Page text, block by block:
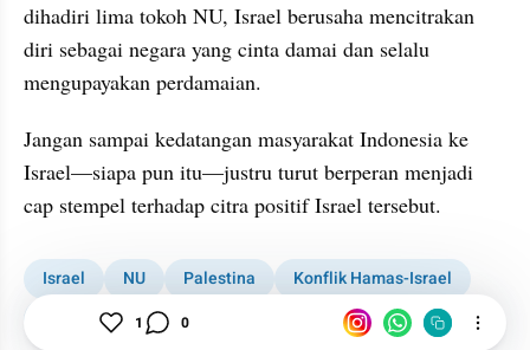
dihadiri lima tokoh NU, Israel berusaha mencitrakan
diri sebagai negara yang cinta damai dan selalu
mengupayakan perdamaian.
Jangan sampai kedatangan masyarakat Indonesia ke
Israel—siapa pun itu—justru turut berperan menjadi
cap stempel terhadap citra positif Israel tersebut.
Israel NU Palestina
Konflik Hamas-Israel
Konflik Israel Palestina
kumparanplus
1 0